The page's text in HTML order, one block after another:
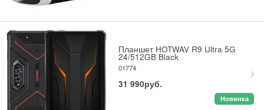
Планшет HOTWAV R9 Ultra 5G
24/512GB Black
01774
31 990руб.
Новинка